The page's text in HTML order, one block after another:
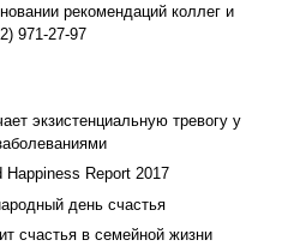
рекомендаций коллег и
971-27-97
экзистенциальную тревогу у
Happiness Report 2017
день счастья
счастья в семейной жизни